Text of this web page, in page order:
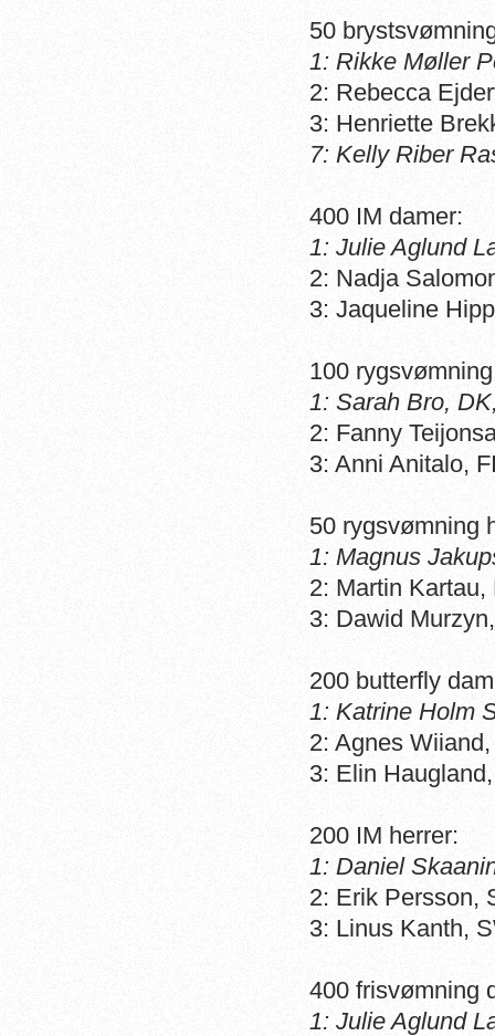
50
1: Rikke Møller
2: Rebecca
3: Henriette
7: Kelly Riber
400 IM damer:
1: Julie Aglund
2: Nadja
3: Jaqueline
100
1: Sarah Bro,
2: Fanny
3: Anni Anitalo,
50 rygsvømning
1: Magnus
2: Martin Kartau,
3: Dawid
200 butterfly
1: Katrine Holm
2: Agnes
3: Elin
200 IM herrer:
1: Daniel
2: Erik Persson,
3: Linus Kanth,
400 frisvømning
1: Julie Aglund